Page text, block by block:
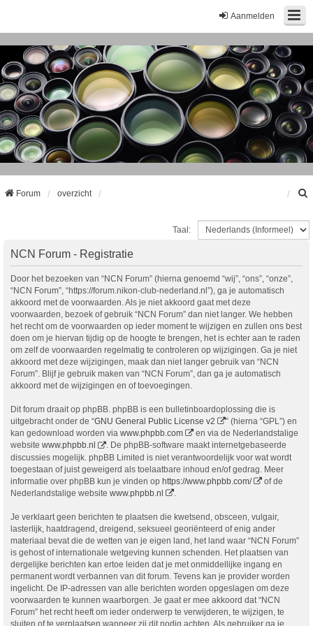
Aanmelden
Forum overzicht
Taal:
NCN Forum - Registratie
Door het bezoeken van “NCN Forum” (hierna genoemd “wij”, “ons”, “onze”,
“NCN Forum”, “https://forum.nikon-club-nederland.nl”), ga je automatisch
akkoord met de voorwaarden. Als je niet akkoord gaat met deze
voorwaarden, bezoek of gebruik “NCN Forum” dan niet langer. We hebben
het recht om de voorwaarden op ieder moment te wijzigen en zullen ons best
doen om je hiervan tijdig op de hoogte te brengen, het is echter aan te raden
om zelf de voorwaarden regelmatig te controleren op wijzigingen. Ga je niet
akkoord met deze wijzigingen, maak dan niet langer gebruik van “NCN
Forum”. Blijf je gebruik maken van “NCN Forum”, dan ga je automatisch
akkoord met de wijzigingen en of toevoegingen.
Dit forum draait op phpBB. phpBB is een bulletinboardoplossing die is
uitgebracht onder de “GNU General Public License v2
” (hierna “GPL”) en
kan gedownload worden via www.phpbb.com
en via de Nederlandstalige
website www.phpbb.nl
. De phpBB-software maakt internetgebaseerde
discussies mogelijk. phpBB Limited is niet verantwoordelijk voor wat wordt
toegestaan of juist geweigerd als toelaatbare inhoud en/of gedrag. Meer
informatie over phpBB kun je vinden op https://www.phpbb.com/
of de
Nederlandstalige website www.phpbb.nl .
Je verklaart geen berichten te plaatsen die kwetsend, obsceen, vulgair,
lasterlijk, haatdragend, dreigend, seksueel georiënteerd of enig ander
materiaal bevat die de wetten van je eigen land, het land waar “NCN Forum”
is gehost of internationale wetgeving kunnen schenden. Het plaatsen van
dergelijke berichten kan ertoe leiden dat je met onmiddellijke ingang en
permanent wordt verbannen van dit forum. Tevens kan je provider worden
ingelicht. De IP-adressen van alle berichten worden opgeslagen om deze
voorwaarden te kunnen waarborgen. Je gaat er mee akkoord dat “NCN
Forum” het recht heeft om ieder onderwerp te verwijderen, te wijzigen, te